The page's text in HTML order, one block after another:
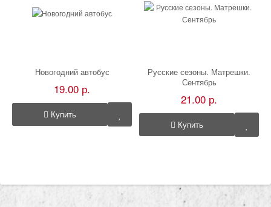
Новогодний автобус
19.00 р.
Купить
Русские сезоны. Матрешки.
Сентябрь
21.00 р.
Купить